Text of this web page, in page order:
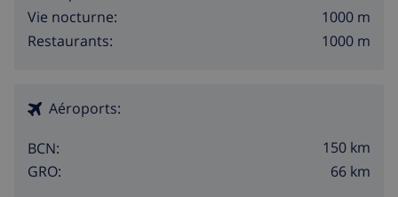
Vie nocturne:
1000 m
Restaurants:
1000 m
Aéroports:
BCN:
150 km
GRO:
66 km